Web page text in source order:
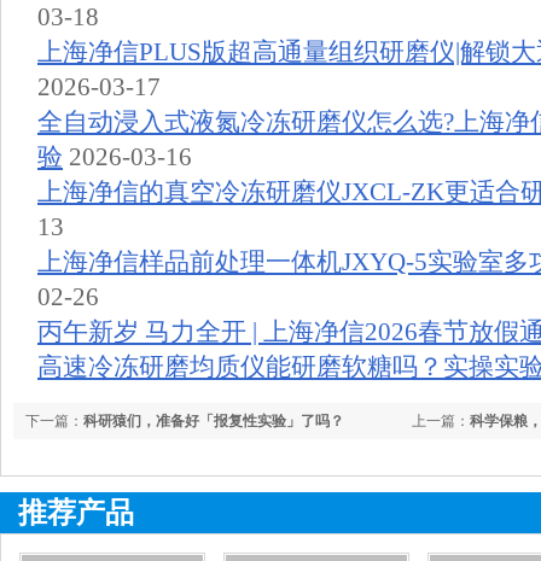
03-18
上海净信PLUS版超高通量组织研磨仪|解锁
2026-03-17
全自动浸入式液氮冷冻研磨仪怎么选?上海
验 2026-03-16
上海净信的真空冷冻研磨仪JXCL-ZK更适合
13
上海净信样品前处理一体机JXYQ-5实验室
02-26
丙午新岁 马力全开 | 上海净信2026春节放假
高速冷冻研磨均质仪能研磨软糖吗？实操实
上一篇： 科学保粮
下一篇： 科研猿们，准备好「报复性实验」了吗？
推荐产品